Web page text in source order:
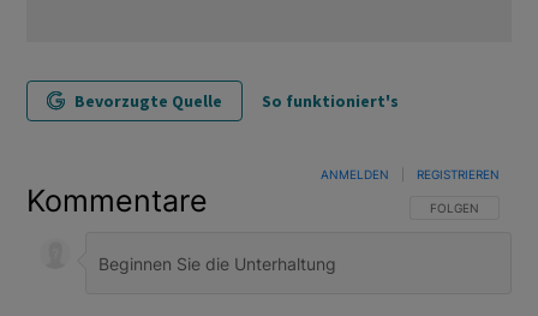
Bevorzugte Quelle So funktioniert's
Kommentare FOLGE DIESER
FOLGEN
ANMELDEN REGISTRIEREN